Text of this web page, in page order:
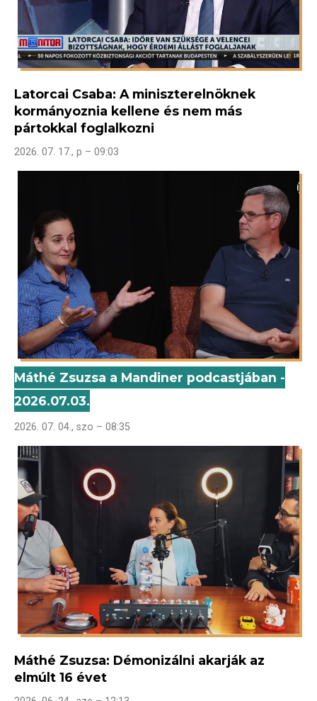
Latorcai Csaba: A miniszterelnöknek
kormányoznia kellene és nem más
pártokkal foglalkozni
2026. 07. 17., p – 09:03
Máthé Zsuzsa a Mandiner podcastjában -
2026.07.03.
2026. 07. 04., szo – 08:35
Máthé Zsuzsa: Démonizálni akarják az
elmúlt 16 évet